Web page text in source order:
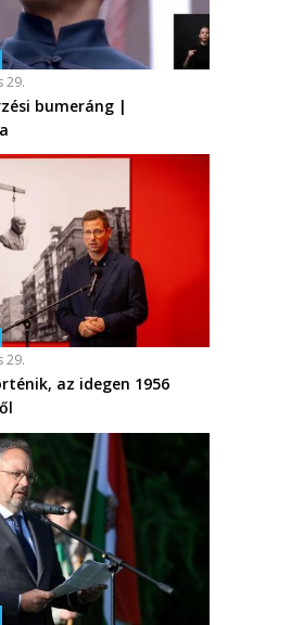
29.
bumeráng |
29.
az idegen 1956